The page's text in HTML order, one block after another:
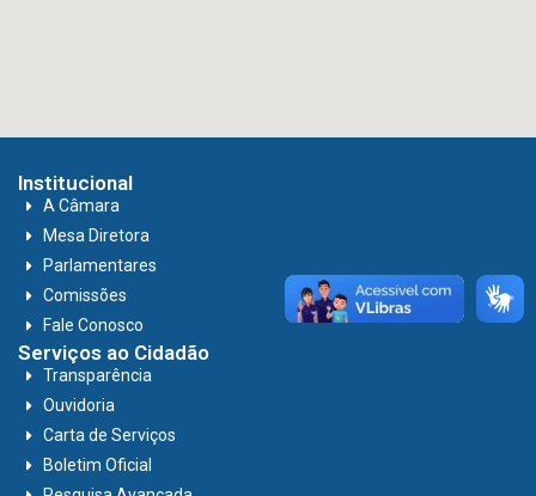
Institucional
A Câmara
Mesa Diretora
Parlamentares
Comissões
Fale Conosco
Serviços ao Cidadão
Transparência
Ouvidoria
Carta de Serviços
Boletim Oficial